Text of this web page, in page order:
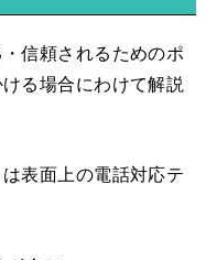
信頼されるためのポ
る場合にわけて解説
表面上の電話対応テ